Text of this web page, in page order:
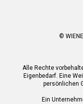
©
Alle Rechte
Eigenbedarf. Eine
persönlichen
Ein